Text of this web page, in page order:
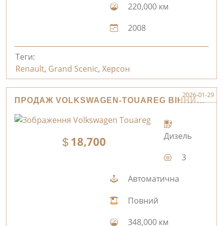
220,000 км
2008
Теги:
Renault, Grand Scenic, Херсон
ПРОДАЖ VOLKSWAGEN-TOUAREG ВІННИЦЯ
2026-01-29
18,700
Дизель
3
Автоматична
Повний
348,000 км